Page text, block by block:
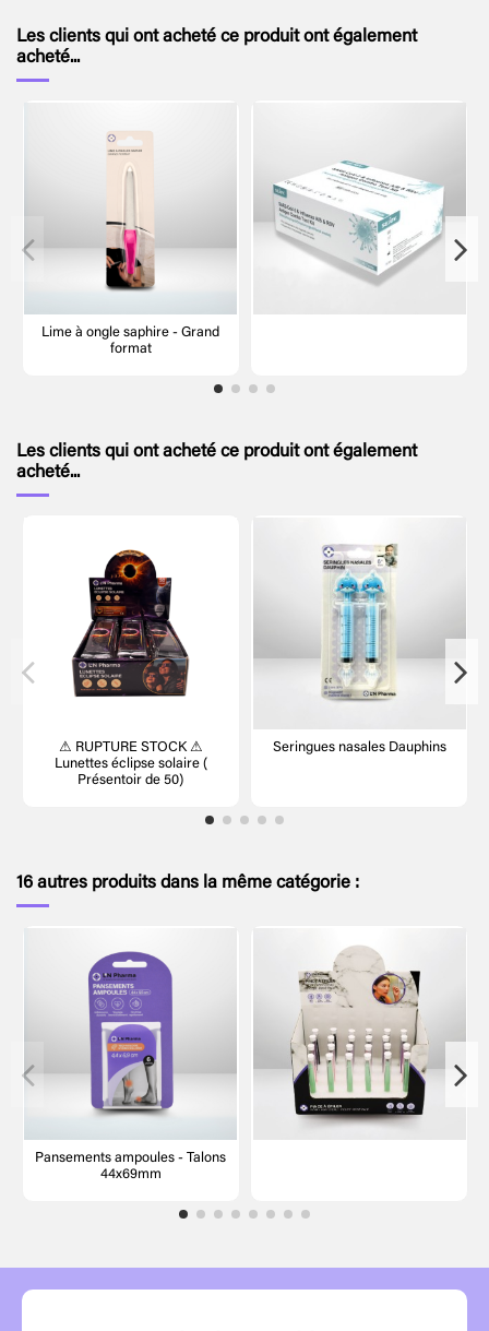
Les clients qui ont acheté ce produit ont également
acheté...
Lime à ongle saphire - Grand
format
Les clients qui ont acheté ce produit ont également
acheté...
⚠ RUPTURE STOCK ⚠
Lunettes éclipse solaire (
Présentoir de 50)
Seringues nasales Dauphins
16 autres produits dans la même catégorie :
Pansements ampoules - Talons
44x69mm